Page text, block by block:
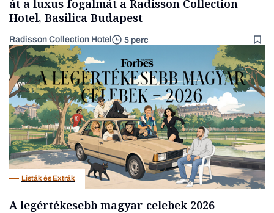
át a luxus fogalmát a Radisson Collection
Hotel, Basilica Budapest
Radisson Collection Hotel 5 perc
Listák és Extrák
A legértékesebb magyar celebek 2026